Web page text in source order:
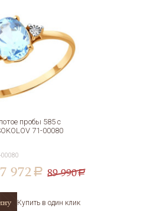
пробы 585 с
71-00080
00080
972 a 89 990a
Купить в один клик